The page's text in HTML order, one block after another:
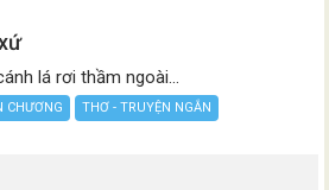
lá rơi thầm ngoài...
CHƯƠNG THƠ - TRUYỆN NGẮN